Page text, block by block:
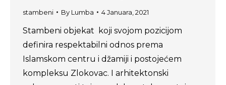
stambeni By Lumba 4 Januara, 2021
Stambeni objekat koji svojom pozicijom
definira respektabilni odnos prema
Islamskom centru i džamiji i postojećem
kompleksu Zlokovac. I arhitektonski